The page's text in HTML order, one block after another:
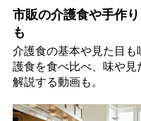
市販の介護食や手作
も
介護食の基本や見た目
護食を食べ比べ、味や
解説する動画も。